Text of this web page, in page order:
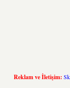
Reklam ve İletişim: